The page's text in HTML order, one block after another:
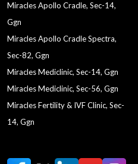
Miracles Apollo Cradle, Sec-14,
Ggn
Miracles Apollo Cradle Spectra,
Sec-82, Ggn
Miracles Mediclinic, Sec-14, Ggn
Miracles Mediclinic, Sec-56, Ggn
Miracles Fertility & IVF Clinic, Sec-
14, Ggn